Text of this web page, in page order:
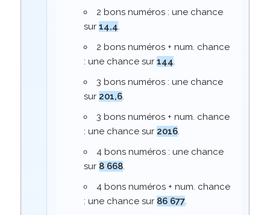
2 bons numéros : une chance
sur 14,4.
2 bons numéros + num. chance
: une chance sur 144.
3 bons numéros : une chance
sur 201,6.
3 bons numéros + num. chance
: une chance sur 2016.
4 bons numéros : une chance
sur 8 668.
4 bons numéros + num. chance
: une chance sur 86 677.